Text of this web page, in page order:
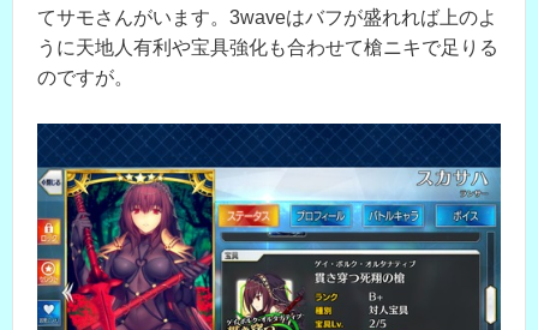
てサモさんがいます。3waveはバフが盛れれば上のよ
うに天地人有利や宝具強化も合わせて槍ニキで足りる
のですが。